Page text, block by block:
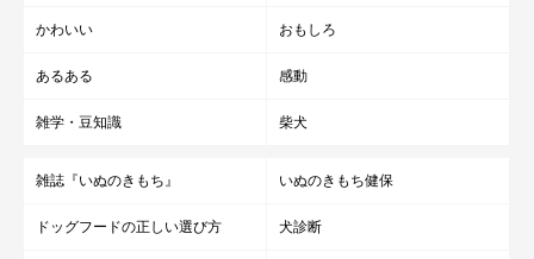
かわいい おもしろ
あるある 感動
雑学・豆知識 柴犬
雑誌『いぬのきもち』 いぬのきもち健保
ドッグフードの正しい選び方 犬診断